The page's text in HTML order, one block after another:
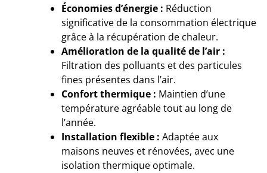
Économies d’énergie : Réduction
significative de la consommation électrique
grâce à la récupération de chaleur.
Amélioration de la qualité de l’air :
Filtration des polluants et des particules
fines présentes dans l’air.
Confort thermique : Maintien d’une
température agréable tout au long de
l’année.
Installation flexible : Adaptée aux
maisons neuves et rénovées, avec une
isolation thermique optimale.